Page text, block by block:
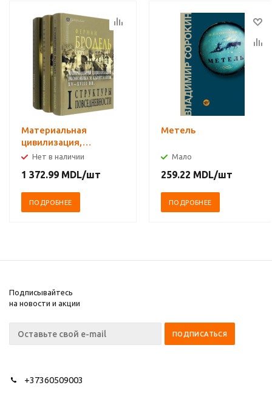
Материальная
цивилизация,
экономика и
вв. Комплект в 3-х
томах
Нет в наличии
1 372.99 MDL/шт
ПОДРОБНЕЕ
Метель
Мало
259.22 MDL/шт
ПОДРОБНЕЕ
Подписывайтесь
на новости и акции
+37360509003